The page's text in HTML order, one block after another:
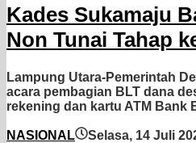
Kades Sukamaju
Non Tunai Tahap
Lampung Utara-Pemerintah
acara pembagian BLT dana
rekening dan kartu ATM Bank
NASIONAL Selasa, 14 Juli